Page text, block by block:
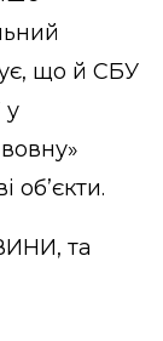
що й СБУ
у
об’єкти.
, та